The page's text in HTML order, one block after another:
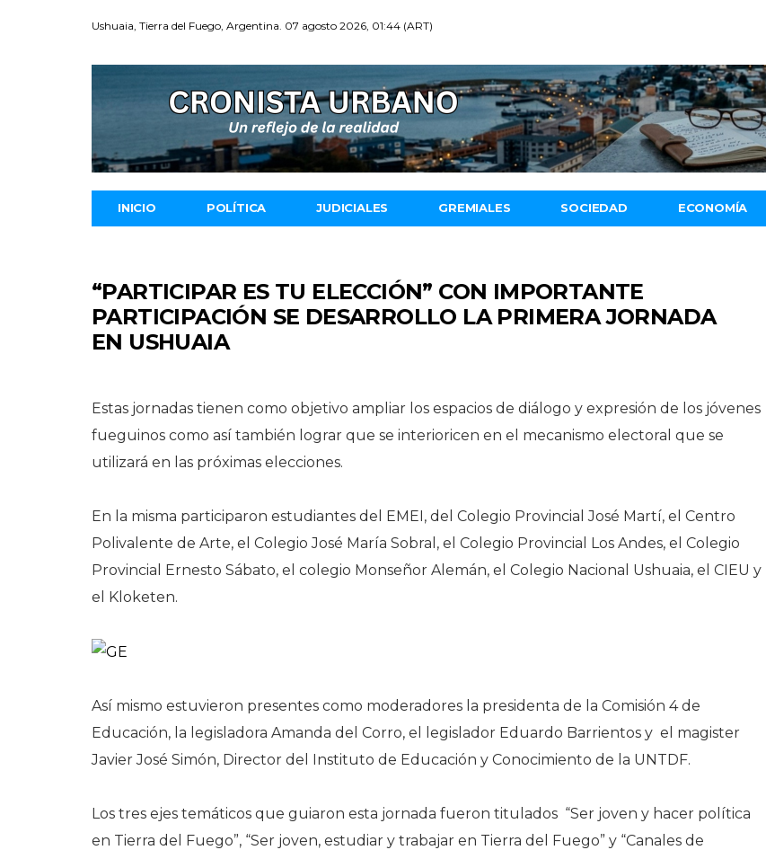
Ushuaia, Tierra del Fuego, Argentina. 07 agosto 2026, 01:44 (ART)
INICIO POLÍTICA JUDICIALES GREMIALES SOCIEDAD ECONOMÍA
“PARTICIPAR ES TU ELECCIÓN” CON IMPORTANTE
PARTICIPACIÓN SE DESARROLLO LA PRIMERA JORNADA
EN USHUAIA
Estas jornadas tienen como objetivo ampliar los espacios de diálogo y expresión de los jóvenes
fueguinos como así también lograr que se interioricen en el mecanismo electoral que se
utilizará en las próximas elecciones.
En la misma participaron estudiantes del EMEI, del Colegio Provincial José Martí, el Centro
Polivalente de Arte, el Colegio José María Sobral, el Colegio Provincial Los Andes, el Colegio
Provincial Ernesto Sábato, el colegio Monseñor Alemán, el Colegio Nacional Ushuaia, el CIEU y
el Kloketen.
Así mismo estuvieron presentes como moderadores la presidenta de la Comisión 4 de
Educación, la legisladora Amanda del Corro, el legislador Eduardo Barrientos y el magister
Javier José Simón, Director del Instituto de Educación y Conocimiento de la UNTDF.
Los tres ejes temáticos que guiaron esta jornada fueron titulados “Ser joven y hacer política
en Tierra del Fuego”, “Ser joven, estudiar y trabajar en Tierra del Fuego” y “Canales de